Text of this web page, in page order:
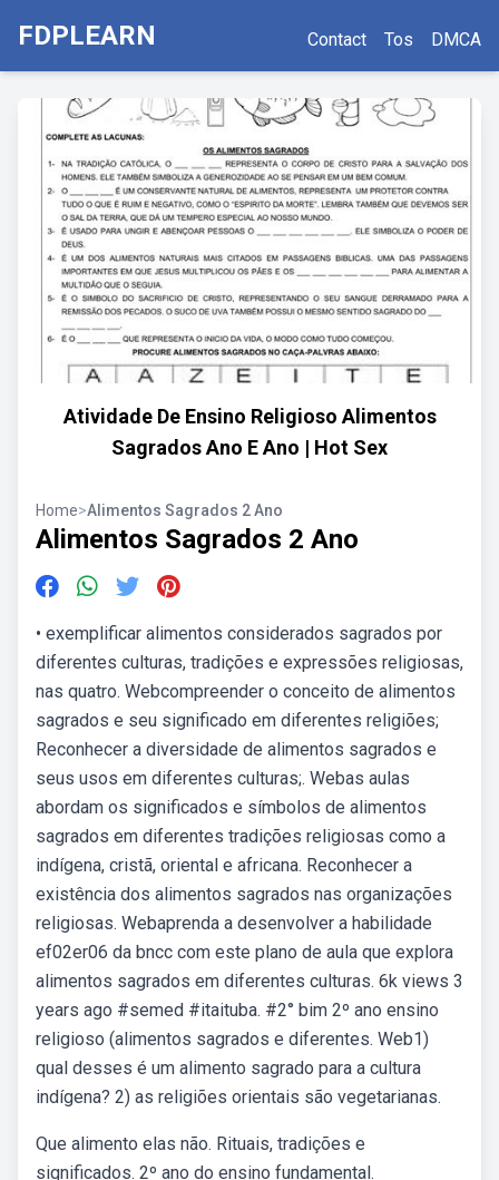
FDPLEARN Contact Tos DMCA
Atividade De Ensino Religioso Alimentos
Sagrados Ano E Ano | Hot Sex
Home>Alimentos Sagrados 2 Ano
Alimentos Sagrados 2 Ano
• exemplificar alimentos considerados sagrados por
diferentes culturas, tradições e expressões religiosas,
nas quatro. Webcompreender o conceito de alimentos
sagrados e seu significado em diferentes religiões;
Reconhecer a diversidade de alimentos sagrados e
seus usos em diferentes culturas;. Webas aulas
abordam os significados e símbolos de alimentos
sagrados em diferentes tradições religiosas como a
indígena, cristã, oriental e africana. Reconhecer a
existência dos alimentos sagrados nas organizações
religiosas. Webaprenda a desenvolver a habilidade
ef02er06 da bncc com este plano de aula que explora
alimentos sagrados em diferentes culturas. 6k views 3
years ago #semed #itaituba. #2° bim 2º ano ensino
religioso (alimentos sagrados e diferentes. Web1)
qual desses é um alimento sagrado para a cultura
indígena? 2) as religiões orientais são vegetarianas.
Que alimento elas não. Rituais, tradições e
significados. 2º ano do ensino fundamental.